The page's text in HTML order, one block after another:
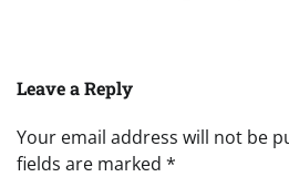
Leave a Reply
Your email address will not be
fields are marked *